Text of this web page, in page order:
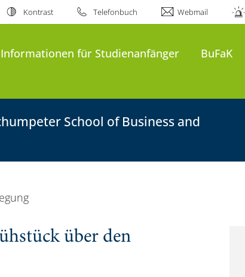
Kontrast Telefonbuch Webmail
Informationen für Studienanfänger BuFaK
School of Business and
über den